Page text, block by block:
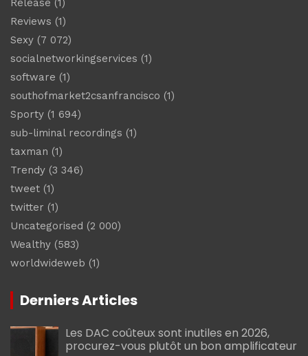
Release (1)
Reviews (1)
Sexy (7 072)
socialnetworkingservices (1)
software (1)
southofmarket2csanfrancisco (1)
Sporty (1 694)
sub-liminal recordings (1)
taxman (1)
Trendy (3 346)
tweet (1)
twitter (1)
Uncategorised (2 000)
Wealthy (583)
worldwideweb (1)
Derniers Articles
Les DAC coûteux sont inutiles en 2026,
procurez-vous plutôt un bon amplificateur